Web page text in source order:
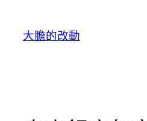
大膽的改動